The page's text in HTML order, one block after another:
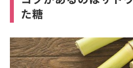
た糖